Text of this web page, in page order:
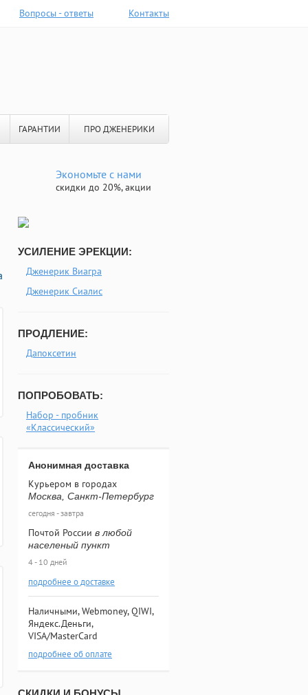
Вопросы - ответы Контакты
ГАРАНТИИ ПРО ДЖЕНЕРИКИ
Экономьте с нами
скидки до 20%, акции
УСИЛЕНИЕ ЭРЕКЦИИ:
Дженерик Виагра
Дженерик Сиалис
ПРОДЛЕНИЕ:
Дапоксетин
ПОПРОБОВАТЬ:
Набор - пробник
«Классический»
Анонимная доставка
Курьером в городах
Москва, Санкт-Петербург
сегодня - завтра
Почтой России в любой
населеный пункт
4 - 10 дней
подробнее о доставке
Наличными, Webmoney, QIWI,
Яндекс.Деньги,
VISA/MasterCard
подробнее об оплате